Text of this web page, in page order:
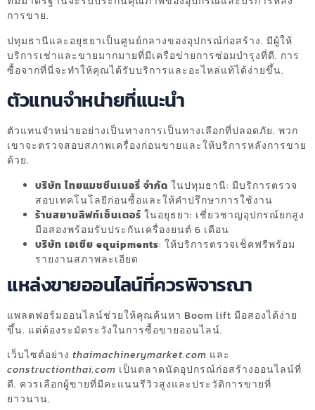
การขาย.
ปทุมธานีและอยุธยาเป็นศูนย์กลางของอุปกรณ์ก่อสร้าง. มีผู้ให้
บริการเช่าและขายมากมายที่มีเครือข่ายการซ่อมบำรุงที่ดี. การ
ซื้อจากที่นี่จะทำให้คุณได้รับบริการและอะไหล่แท้ได้ง่ายขึ้น.
ตัวแทนจำหน่ายที่แนะนำ
ตัวแทนจำหน่ายอย่างเป็นทางการเป็นทางเลือกที่ปลอดภัย. พวก
เขาจะตรวจสอบสภาพเครื่องก่อนขายและให้บริการหลังการขาย
ด้วย.
บริษัท ไทยแมชชีนเนอรี่ จำกัด ในปทุมธานี: มีบริการตรวจ
สอบเทคโนโลยีก่อนซื้อและให้คำปรึกษาการใช้งาน
ร้านสยามลิฟท์เซ็นเตอร์ ในอยุธยา: เชี่ยวชาญอุปกรณ์ยกสูง
มือสองพร้อมรับประกันเครื่องยนต์ 6 เดือน
บริษัท เอเชีย equipments: ให้บริการตรวจเช็คฟรีพร้อม
รายงานสภาพละเอียด
แหล่งขายออนไลน์ที่ควรพิจารณา
แพลตฟอร์มออนไลน์ช่วยให้คุณค้นหา Boom lift มือสองได้ง่าย
ขึ้น. แต่ต้องระมัดระวังในการซื้อขายออนไลน์.
เว็บไซต์อย่าง thaimachinerymarket.com และ
constructionthai.com เป็นตลาดนัดอุปกรณ์ก่อสร้างออนไลน์ที่
ดี. ควรเลือกผู้ขายที่มีคะแนนรีวิวสูงและประวัติการขายที่
ยาวนาน.